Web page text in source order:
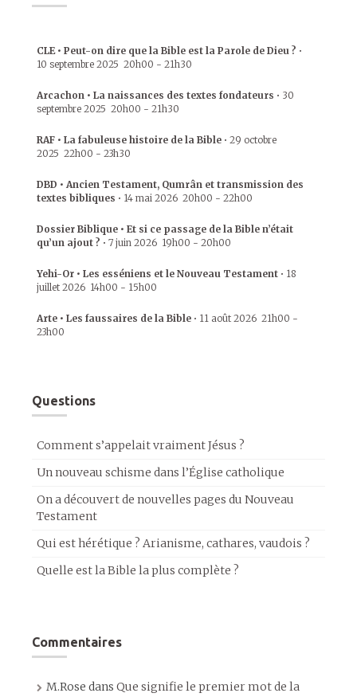
CLE • Peut-on dire que la Bible est la Parole de Dieu ? •
10 septembre 2025 20h00 - 21h30
Arcachon • La naissances des textes fondateurs • 30
septembre 2025 20h00 - 21h30
RAF • La fabuleuse histoire de la Bible • 29 octobre
2025 22h00 - 23h30
DBD • Ancien Testament, Qumrân et transmission des
textes bibliques • 14 mai 2026 20h00 - 22h00
Dossier Biblique • Et si ce passage de la Bible n’était
qu’un ajout ? • 7 juin 2026 19h00 - 20h00
Yehi-Or • Les esséniens et le Nouveau Testament • 18
juillet 2026 14h00 - 15h00
Arte • Les faussaires de la Bible • 11 août 2026 21h00 -
23h00
Questions
Comment s’appelait vraiment Jésus ?
Un nouveau schisme dans l’Église catholique
On a découvert de nouvelles pages du Nouveau
Testament
Qui est hérétique ? Arianisme, cathares, vaudois ?
Quelle est la Bible la plus complète ?
Commentaires
M.Rose dans Que signifie le premier mot de la